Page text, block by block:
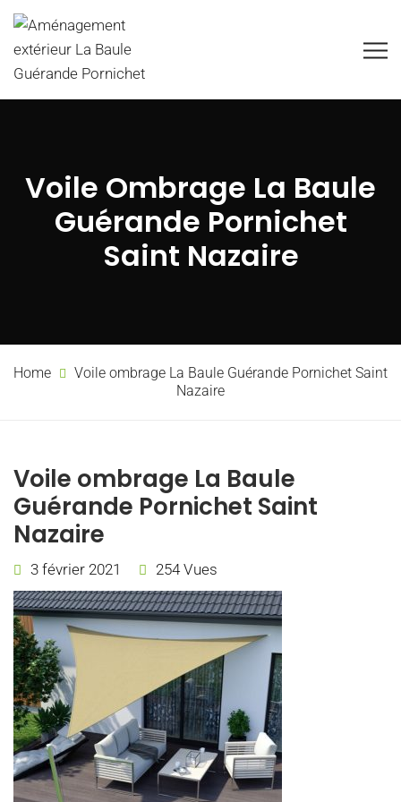
Voile Ombrage La Baule
Guérande Pornichet
Saint Nazaire
Home
Voile ombrage La Baule Guérande Pornichet Saint
Nazaire
Voile ombrage La Baule
Guérande Pornichet Saint
Nazaire
3 février 2021 254 Vues